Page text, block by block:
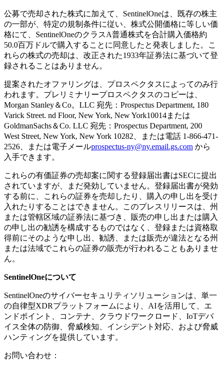
公募で売却された株式に加えて、SentinelOneは、既存の株主
の一部が、特定の規制条件に従い、株式公開価格に等しい価
格にて、SentinelOneのクラスA普通株式を合計購入価格約
50.0百万ドルで購入することに同意したと発表しました。こ
れらの株式の売却は、改正された1933年証券法に基づいて登
録されることはありません。
提案されたオファリングは、プロスペクタスによってのみ行
われます。プレリミナリープロスペクタスのコピーは、
Morgan Stanley＆Co。LLC 宛先：Prospectus Department, 180
Varick Street. nd Floor, New York, New York10014または
GoldmanSachs＆Co. LLC 宛先：Prospectus Department, 200
West Street, New York, New York 10282、または電話 1-866-471-
2526、または電子メールprospectus-ny@ny.email.gs.com から
入手できます。
これらの有価証券の売却案に関する登録届出書はSECに提出
されていますが、まだ発効していません。登録届出書が発効
する前に、これらの証券を売却したり、購入の申し出を受け
入れたりすることはできません。このプレスリリースは、州
または管轄区域の証券法に基づき、販売の申し出または購入
の申し出の勧誘を構成するものではなく、登録または資格取
得前にそのような申し出、勧誘、または販売が違法となる州
または法域でこれらの証券の販売が行われることもありませ
ん。
SentinelOneについて
SentinelOneのサイバーセキュリティソリューションは、単一
の自律型XDRプラットフォームにより、AIを活用して、エ
ンドポイント、コンテナ、クラウドワークロード、IoTデバ
イス全体の防御、脅威検知、インシデント対応、および脅威
ハンティングを提供しています。
お問い合わせ：